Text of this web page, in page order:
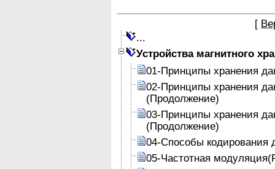
[
Устройства магнитного
01-Принципы хранения
02-Принципы хранения
(Продолжение)
03-Принципы хранения
(Продолжение)
04-Способы кодирования
05-Частотная